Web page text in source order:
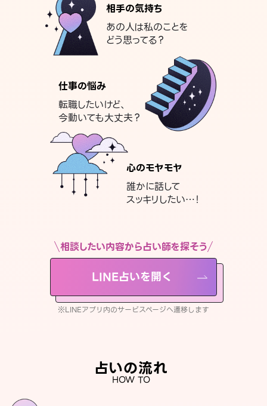
相手の気持ち
あの人は私のことを
どう思ってる？
仕事の悩み
転職したいけど、
今動いても大丈夫？
心のモヤモヤ
誰かに話して
スッキリしたい…！
相談したい内容から占い師を探そう
LINE占いを開く
※LINEアプリ内のサービスページへ遷移します
占いの流れ
HOW TO